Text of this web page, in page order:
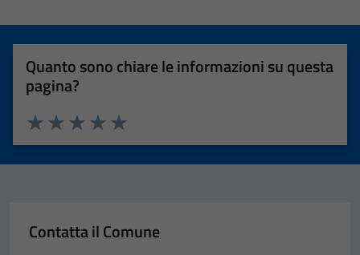
Quanto sono chiare le informazioni su questa
pagina?
Valuta 5 stelle su 5
Valuta 4 stelle su 5
Valuta 3 stelle su 5
Valuta 2 stelle su 5
Valuta 1 stelle su 5
Contatta il Comune